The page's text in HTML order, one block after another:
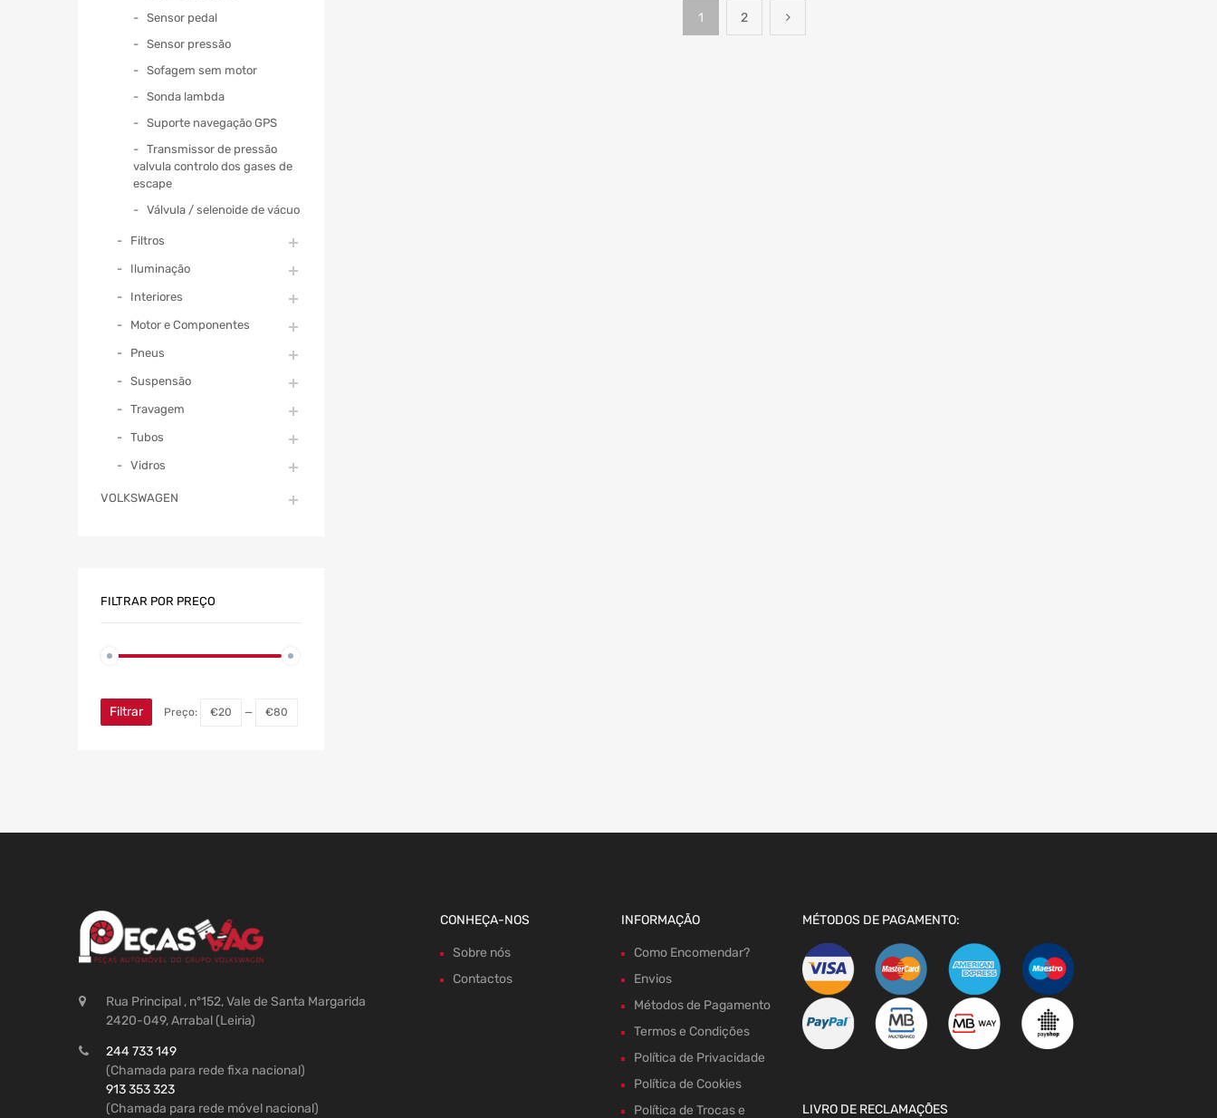
1 2
Sensor pedal
Sensor pressão
Sofagem sem motor
Sonda lambda
Suporte navegação GPS
Transmissor de pressão
valvula controlo dos gases de
escape
Válvula / selenoide de vácuo
Filtros
Iluminação
Interiores
Motor e Componentes
Pneus
Suspensão
Travagem
Tubos
Vidros
VOLKSWAGEN
FILTRAR POR PREÇO
Filtrar Preço: €20 — €80
Rua Principal , nº152, Vale de Santa Margarida
2420-049, Arrabal (Leiria)
244 733 149
(Chamada para rede fixa nacional)
913 353 323
(Chamada para rede móvel nacional)
CONHEÇA-NOS
Sobre nós
Contactos
INFORMAÇÃO
Como Encomendar?
Envios
Métodos de Pagamento
Termos e Condições
Política de Privacidade
Política de Cookies
Política de Trocas e
MÉTODOS DE PAGAMENTO:
LIVRO DE RECLAMAÇÕES